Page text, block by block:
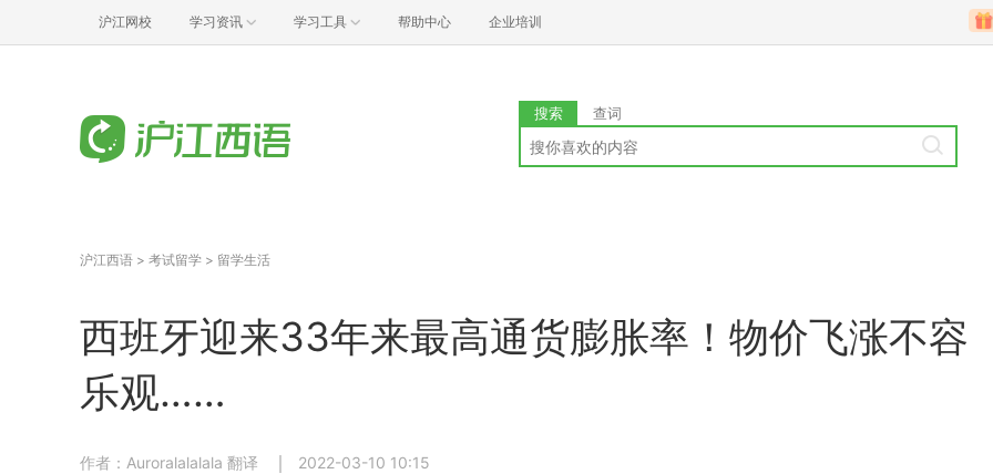
沪江网校 学习资讯 学习工具 帮助中心 企业培训
搜索 查词
沪江西语 > 考试留学 > 留学生活
西班牙迎来33年来最高通货膨胀率！物价飞涨不容
乐观……
作者：Auroralalalala 翻译 2022-03-10 10:15